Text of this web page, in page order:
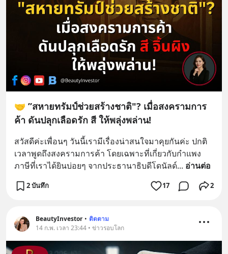
🤝 ”สหายทรัมป์ช่วยสร้างชาติ"? เมื่อสงครามการ
ค้า ดันปลุกเลือดรัก สี ให้พลุ่งพล่าน!
สวัสดีค่ะเพื่อนๆ วันนี้เรามีเรื่องน่าสนใจมาคุยกันค่ะ ปกติ
เวลาพูดถึงสงครามการค้า โดยเฉพาะที่เกี่ยวกับกำแพง
ภาษีที่เราได้ยินบ่อยๆ จากประธานาธิบดีโดนัลด์... อ่านต่อ
2 บันทึก 17 2
BeautyInvestor • ติดตาม
14 ก.พ. เวลา 23:44 • ข่าวรอบโลก